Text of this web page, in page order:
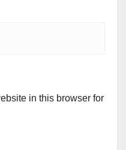
in this browser for